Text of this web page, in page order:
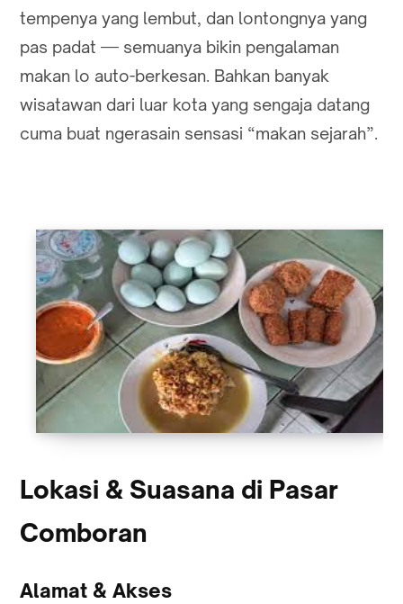
tempenya yang lembut, dan lontongnya yang
pas padat — semuanya bikin pengalaman
makan lo auto-berkesan. Bahkan banyak
wisatawan dari luar kota yang sengaja datang
cuma buat ngerasain sensasi “makan sejarah”.
Lokasi & Suasana di Pasar
Comboran
Alamat & Akses